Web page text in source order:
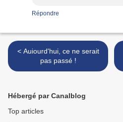
Répondre
< Auiourd'hui, ce ne serait
pas passé !
Hébergé par Canalblog
Top articles